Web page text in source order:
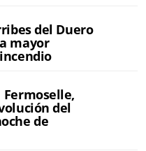
del Duero
mayor
Fermoselle,
del
de